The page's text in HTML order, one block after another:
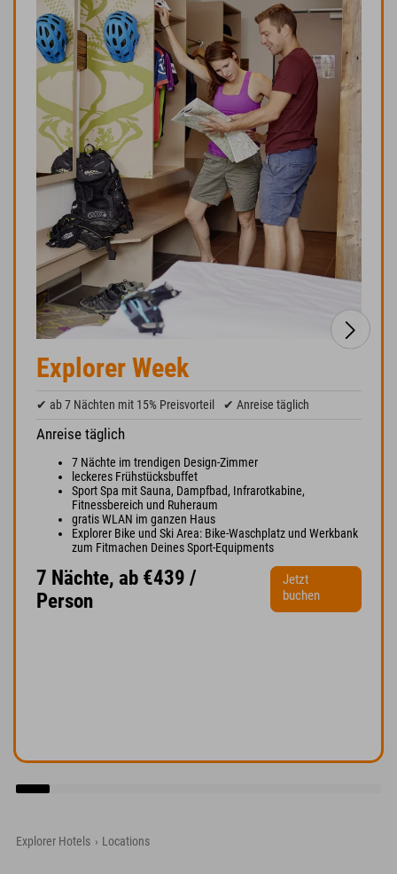
Explorer Week
✔ ab 7 Nächten mit 15% Preisvorteil ✔ Anreise täglich
Anreise täglich
7 Nächte im trendigen Design-Zimmer
leckeres Frühstücksbuffet
Sport Spa mit Sauna, Dampfbad, Infrarotkabine,
Fitnessbereich und Ruheraum
gratis WLAN im ganzen Haus
Explorer Bike und Ski Area: Bike-Waschplatz und Werkbank
zum Fitmachen Deines Sport-Equipments
7 Nächte, ab €439 /
Person
Jetzt
buchen
Explorer Hotels › Locations